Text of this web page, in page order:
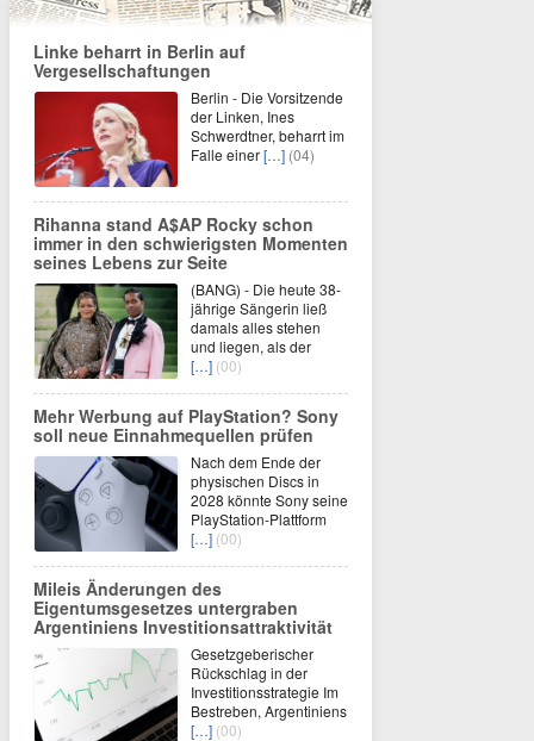
Linke beharrt in Berlin auf
Vergesellschaftungen
Berlin - Die Vorsitzende
der Linken, Ines
Schwerdtner, beharrt im
Falle einer[…] (04)
Rihanna stand A$AP Rocky schon
immer in den schwierigsten Momenten
seines Lebens zur Seite
(BANG) - Die heute 38-
jährige Sängerin ließ
damals alles stehen
und liegen, als der
[…] (00)
Mehr Werbung auf PlayStation? Sony
soll neue Einnahmequellen prüfen
Nach dem Ende der
physischen Discs in
2028 könnte Sony seine
PlayStation-Plattform
[…] (00)
Mileis Änderungen des
Eigentumsgesetzes untergraben
Argentiniens Investitionsattraktivität
Gesetzgeberischer
Rückschlag in der
Investitionsstrategie Im
Bestreben, Argentiniens
[…] (00)